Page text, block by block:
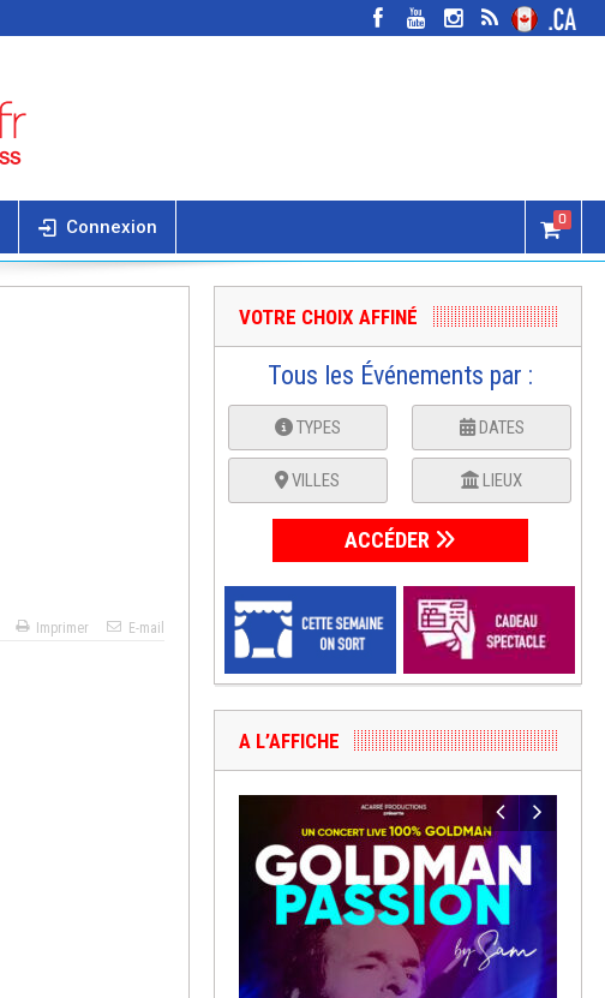
Connexion 0
Imprimer E-mail
VOTRE CHOIX AFFINÉ
Tous les Événements par :
TYPES DATES
VILLES LIEUX
ACCÉDER
A L’AFFICHE